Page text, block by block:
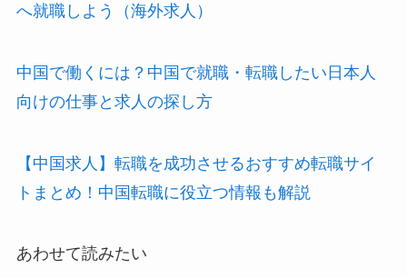
へ就職しよう（海外求人）
中国で働くには？中国で就職・転職したい日本人
向けの仕事と求人の探し方
【中国求人】転職を成功させるおすすめ転職サイ
トまとめ！中国転職に役立つ情報も解説
あわせて読みたい